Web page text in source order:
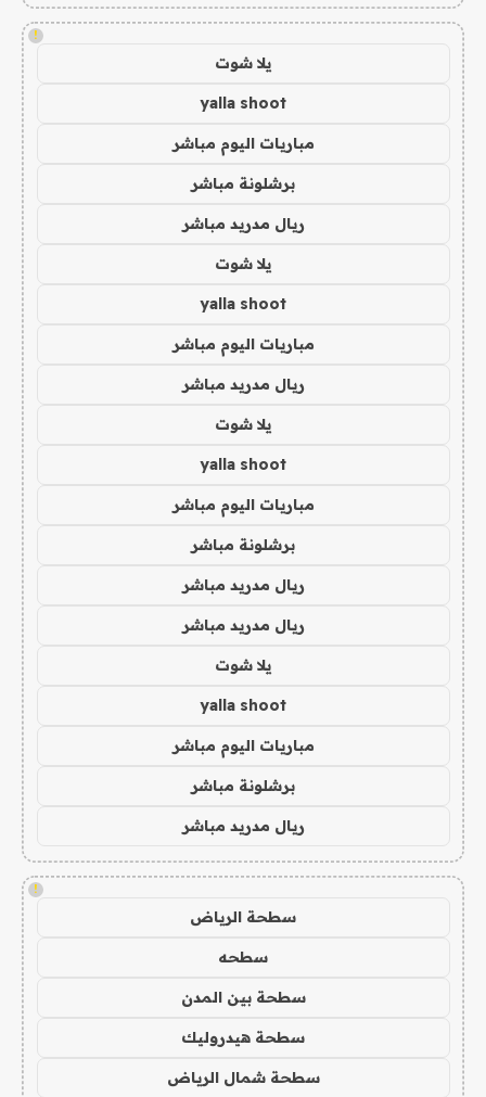
!
يلا شوت
yalla shoot
مباريات اليوم مباشر
برشلونة مباشر
ريال مدريد مباشر
يلا شوت
yalla shoot
مباريات اليوم مباشر
ريال مدريد مباشر
يلا شوت
yalla shoot
مباريات اليوم مباشر
برشلونة مباشر
ريال مدريد مباشر
ريال مدريد مباشر
يلا شوت
yalla shoot
مباريات اليوم مباشر
برشلونة مباشر
ريال مدريد مباشر
!
سطحة الرياض
سطحه
سطحة بين المدن
سطحة هيدروليك
سطحة شمال الرياض